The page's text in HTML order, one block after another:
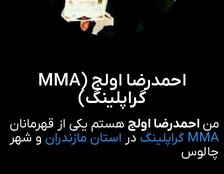
احمدرضا اولج (MMA
گراپلینگ)
من احمدرضا اولج هستم یکی از قهرمانان
MMA گراپلینگ
در استان مازندران و شهر
چالوس